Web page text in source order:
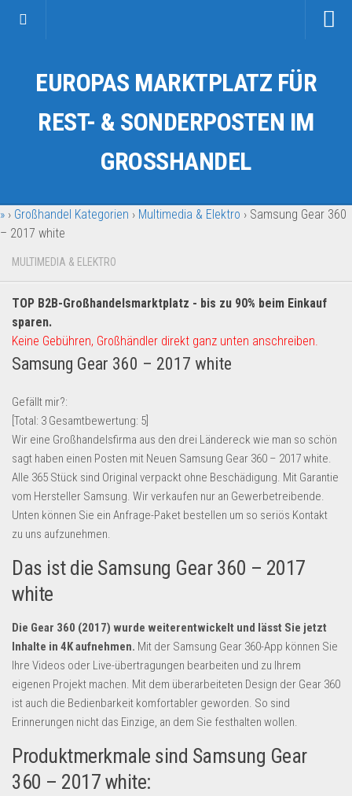
Kategorien
Auto & Motorrad
Fahrzeuge & Transport
Garten & Werkzeug
Geschäft, Büro & Schreibwaren
Geschenkartikel
Handy und Smartphone
Kosmetik & Pflege
Lebensmittel & Getränke
Multimedia & Elektro
Münzen
Schuhe & Accessoires
Sport & Freizeit
Uhren & Schmuck
Restposten-Angebote
Restposten für Privatpersonen
eBay Restposten kaufen
Saison & Eventprodkte
Dropshipping-Produkte
Grosshandel
Amazon
EUROPAS MARKTPLATZ FÜR
REST- & SONDERPOSTEN IM
GROSSHANDEL
» › Großhandel Kategorien › Multimedia & Elektro › Samsung Gear 360
– 2017 white
MULTIMEDIA & ELEKTRO
TOP B2B-Großhandelsmarktplatz - bis zu 90% beim Einkauf
sparen.
Keine Gebühren, Großhändler direkt ganz unten anschreiben.
Samsung Gear 360 – 2017 white
Gefällt mir?:
[Total: 3 Gesamtbewertung: 5
Wir eine Großhandelsfirma aus den drei Ländereck wie man so schön
sagt haben einen Posten mit Neuen Samsung Gear 360 – 2017 white.
Alle 365 Stück sind Original verpackt ohne Beschädigung. Mit Garantie
vom Hersteller Samsung. Wir verkaufen nur an Gewerbetreibende.
Unten können Sie ein Anfrage-Paket bestellen um so seriös Kontakt
zu uns aufzunehmen.
Das ist die Samsung Gear 360 – 2017
white
Die Gear 360 (2017) wurde weiterentwickelt und lässt Sie jetzt
Inhalte in 4K aufnehmen. Mit der Samsung Gear 360-App können Sie
Ihre Videos oder Live-übertragungen bearbeiten und zu Ihrem
eigenen Projekt machen. Mit dem überarbeiteten Design der Gear 360
ist auch die Bedienbarkeit komfortabler geworden. So sind
Erinnerungen nicht das Einzige, an dem Sie festhalten wollen.
Produktmerkmale sind Samsung Gear
360 – 2017 white: